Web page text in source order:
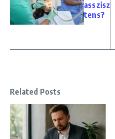
asszisz
tens?
Related Posts